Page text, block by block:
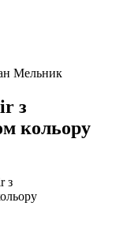
Мельник
з
кольору